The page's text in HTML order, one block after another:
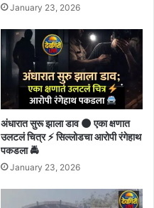
January 23, 2026
अंधारात सुरू झाला डाव 🌑 एका क्षणात
उलटलं चित्र ⚡ सिल्लोडचा आरोपी रंगेहाथ
पकडला 🚔
January 23, 2026